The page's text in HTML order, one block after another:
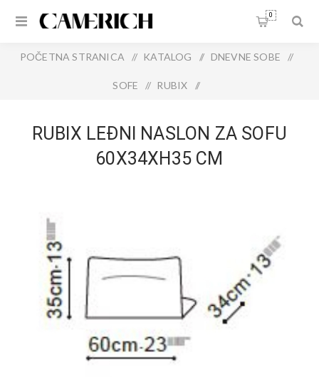
0
POČETNA STRANICA / KATALOG / DNEVNE SOBE /
SOFE / RUBIX /
RUBIX LEĐNI NASLON ZA SOFU
60X34XH35 CM